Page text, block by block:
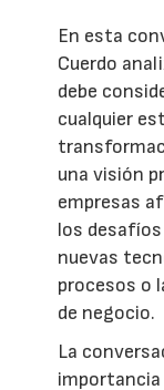
En esta
Cuerdo
debe
cualquier
una visión
empresas
los
nuevas
procesos o
de negocio.
La